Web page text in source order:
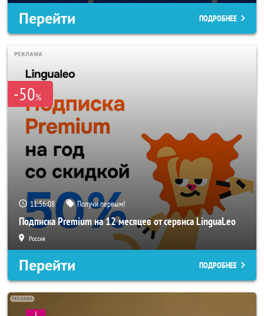
Перейти ПОДРОБНЕЕ
-50%
11:56:06 Получи первым!
Подписка Premium на 12 месяцев от сервиса LinguaLeo
Россия
Перейти ПОДРОБНЕЕ